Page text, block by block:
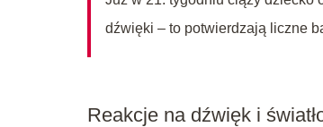
dźwięki – to potwierdzają liczne
Reakcje na dźwięk i